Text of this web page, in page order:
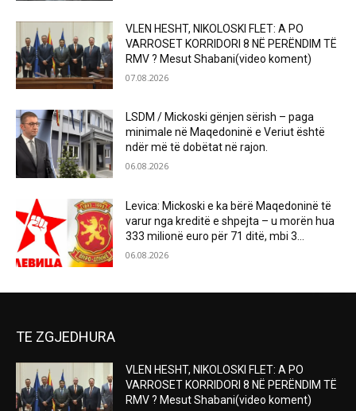
VLEN HESHT, NIKOLOSKI FLET: A PO
VARROSET KORRIDORI 8 NË PERËNDIM TË
RMV ? Mesut Shabani(video koment)
07.08.2026
LSDM / Mickoski gënjen sërish – paga
minimale në Maqedoninë e Veriut është
ndër më të dobëtat në rajon.
06.08.2026
Levica: Mickoski e ka bërë Maqedoninë të
varur nga kreditë e shpejta – u morën hua
333 milionë euro për 71 ditë, mbi 3...
06.08.2026
TE ZGJEDHURA
VLEN HESHT, NIKOLOSKI FLET: A PO
VARROSET KORRIDORI 8 NË PERËNDIM TË
RMV ? Mesut Shabani(video koment)